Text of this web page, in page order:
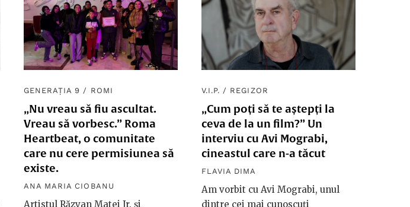
GENERAȚIA 9 / ROMI
„Nu vreau să fiu ascultat.
Vreau să vorbesc.” Roma
Heartbeat, o comunitate
care nu cere permisiunea să
existe.
ANA MARIA CIOBANU
Artistul Răzvan Matei Jr. și
V.I.P. / REGIZOR
„Cum poți să te aștepți la
ceva de la un film?” Un
interviu cu Avi Mograbi,
cineastul care n-a tăcut
FLAVIA DIMA
Am vorbit cu Avi Mograbi, unul
dintre cei mai cunoscuți